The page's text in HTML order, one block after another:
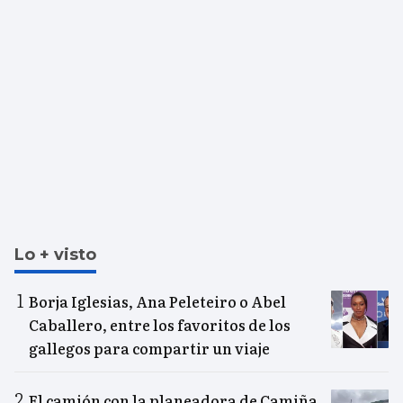
Lo + visto
Borja Iglesias, Ana Peleteiro o Abel
Caballero, entre los favoritos de los
gallegos para compartir un viaje